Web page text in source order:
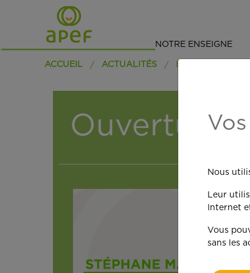
NOTRE ENSEIGNE
ACCUEIL ACTUALITÉS
Ouverture
Nous
Leur
Internet
Vous
sans les